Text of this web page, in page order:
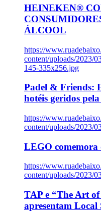
HEINEKEN®
ÁLCOOL
https://
content/uploads/2023/
145-335x256.jpg
Padel & Friends:
hotéis geridos
https://
content/uploads/2023/
LEGO comemora
https://
content/uploads/2023/
TAP e “The Art
apresentam Local